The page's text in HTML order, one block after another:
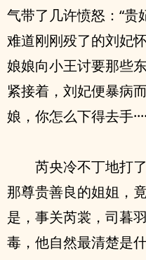
气带了几许愤怒：“贵
难道刚刚殁了的刘妃
娘娘向小王讨要那些
紧接着，刘妃便暴病
娘，你怎么下得去手
芮央冷不丁地打
那尊贵善良的姐姐，
是，事关芮裳，司暮
毒，他自然最清楚是什